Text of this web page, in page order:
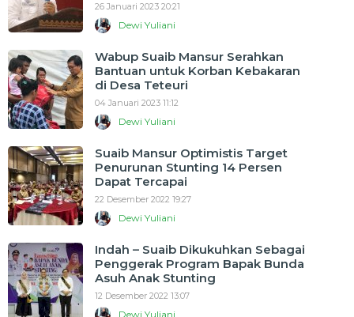
26 Januari 2023 20:21
Dewi Yuliani
Wabup Suaib Mansur Serahkan
Bantuan untuk Korban Kebakaran
di Desa Teteuri
04 Januari 2023 11:12
Dewi Yuliani
Suaib Mansur Optimistis Target
Penurunan Stunting 14 Persen
Dapat Tercapai
22 Desember 2022 19:27
Dewi Yuliani
Indah – Suaib Dikukuhkan Sebagai
Penggerak Program Bapak Bunda
Asuh Anak Stunting
12 Desember 2022 13:07
Dewi Yuliani